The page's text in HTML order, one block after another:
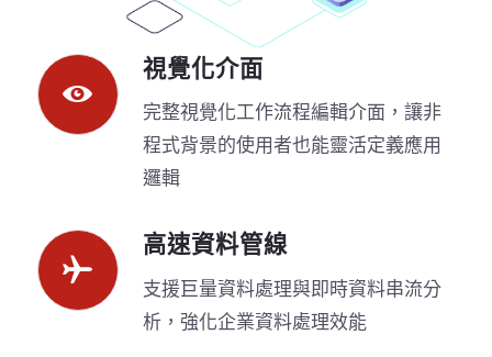
視覺化介面
完整視覺化工作流程編輯介面，讓非
程式背景的使用者也能靈活定義應用
邏輯
高速資料管線
支援巨量資料處理與即時資料串流分
析，強化企業資料處理效能